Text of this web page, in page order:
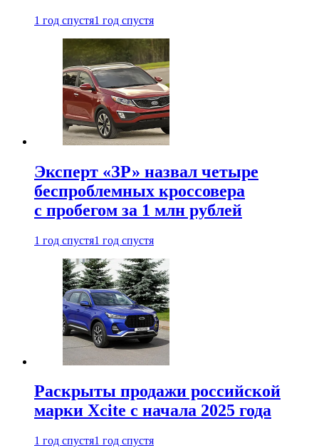
1 год спустя1 год спустя
Эксперт «ЗР» назвал четыре
беспроблемных кроссовера
с пробегом за 1 млн рублей
1 год спустя1 год спустя
Раскрыты продажи российской
марки Xcite с начала 2025 года
1 год спустя1 год спустя